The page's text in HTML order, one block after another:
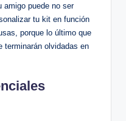
amigo puede no ser
tu kit en función
porque lo último que
terminarán olvidadas en